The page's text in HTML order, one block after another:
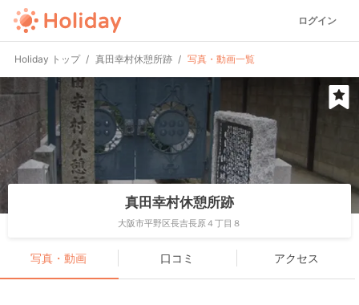
ログイン
Holiday トップ 真田幸村休憩所跡 写真・動画一覧
真田幸村休憩所跡
大阪市平野区長吉長原４丁目８
写真・動画 口コミ アクセス